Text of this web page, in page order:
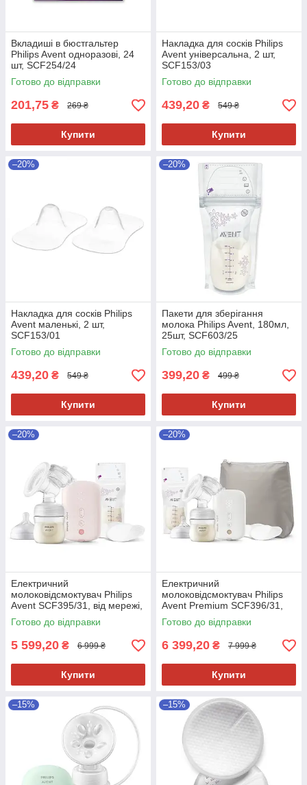
Вкладиші в бюстгальтер
Philips Avent одноразові, 24
шт, SCF254/24
Готово до відправки
201,75 ₴ 269 ₴
Купити
Накладка для сосків Philips
Avent універсальна, 2 шт,
SCF153/03
Готово до відправки
439,20 ₴ 549 ₴
Купити
–20%
Накладка для сосків Philips
Avent маленькі, 2 шт,
SCF153/01
Готово до відправки
439,20 ₴ 549 ₴
Купити
–20%
Пакети для зберігання
молока Philips Avent, 180мл,
25шт, SCF603/25
Готово до відправки
399,20 ₴ 499 ₴
Купити
–20%
Електричний
молоковідсмоктувач Philips
Avent SCF395/31, від мережі,
набір, 125 мл
Готово до відправки
5 599,20 ₴ 6 999 ₴
Купити
–20%
Електричний
молоковідсмоктувач Philips
Avent Premium SCF396/31,
акумуляторний, набір, 125
мл
Готово до відправки
6 399,20 ₴ 7 999 ₴
Купити
–15% –15%